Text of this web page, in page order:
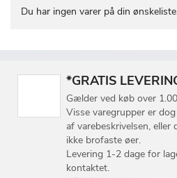
Du har ingen varer på din
*GRATIS
Gælder ved køb over
Visse varegrupper er
af varebeskrivelsen,
ikke brofaste øer.
Levering 1-2 dage for
kontaktet.